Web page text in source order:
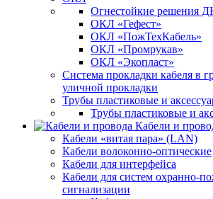
Огнестойкие решения
ОКЛ «Гефест»
ОКЛ «ПожТехКабель»
ОКЛ «Промрукав»
ОКЛ «Экопласт»
Система прокладки кабеля в
уличной прокладки
Трубы пластиковые и
Трубы пластиковые и
Кабели и
Кабели «витая пара» (LAN)
Кабели волоконно-оптические
Кабели для интерфейса
Кабели для систем охранно-
сигнализации